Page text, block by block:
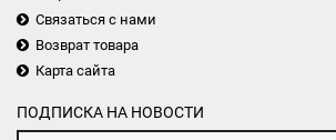
Связаться с нами
Возврат товара
Карта сайта
ПОДПИСКА НА НОВОСТИ